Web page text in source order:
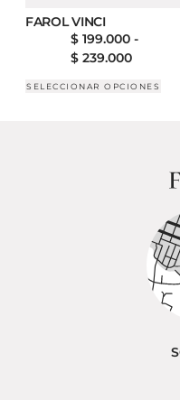
FAROL VINCI
$ 199.000 -
$ 239.000
SELECCIONAR OPCIONES